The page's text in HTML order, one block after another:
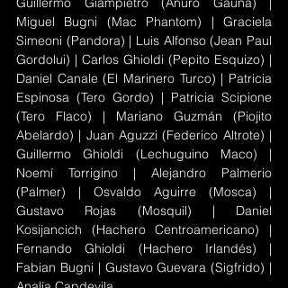
Miguel Bugni (Mac Phantom) | Graciela
Simeoni (Pandora) | Luis Alfonso (Jean Paul
Gordolui) | Carlos Ghioldi (Pepito Esquizo) |
Daniel Canale (El Marinero Turco) | Patricia
Espinosa (Tero Gordo) | Patricia Scipione
(Tero Flaco) | Mariano Guzmán (Piojito
Abelardo) | Juan Aguzzi (Federico Altrote) |
Guillermo Ghioldi (Lechuguino Maco)
Noemí Torrigino | Alejandro Palmerio
(Palmer) | Osvaldo Aguirre (Mosca) |
Gustavo Rojas (Mosquil) | Daniel
Kosijancich (Hachero Centroamericano)
Fernando Ghioldi (Hachero Irlandés)
Fabian Bugni | Gustavo Guevara (Sigfrido) |